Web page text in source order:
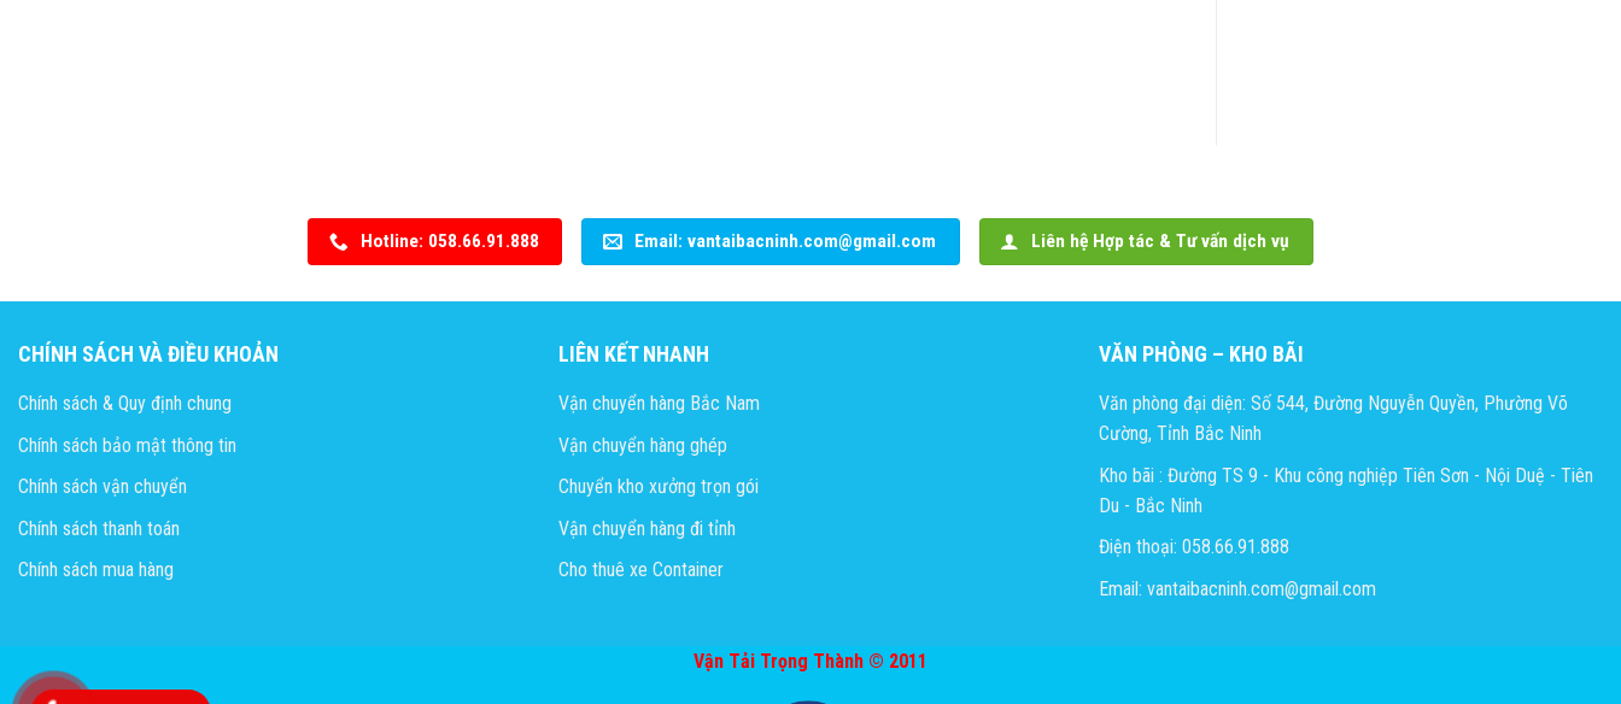
Hotline: 058.66.91.888 Email: vantaibacninh.com@gmail.com Liên hệ Hợp tác & Tư vấn dịch vụ
CHÍNH SÁCH VÀ ĐIỀU KHOẢN
Chính sách & Quy định chung
Chính sách bảo mật thông tin
Chính sách vận chuyển
Chính sách thanh toán
Chính sách mua hàng
LIÊN KẾT NHANH
Vận chuyển hàng Bắc Nam
Vận chuyển hàng ghép
Chuyển kho xưởng trọn gói
Vận chuyển hàng đi tỉnh
Cho thuê xe Container
VĂN PHÒNG – KHO BÃI
Văn phòng đại diện: Số 544, Đường Nguyễn Quyền, Phường Võ
Cường, Tỉnh Bắc Ninh
Kho bãi : Đường TS 9 - Khu công nghiệp Tiên Sơn - Nội Duệ - Tiên
Du - Bắc Ninh
Điện thoại: 058.66.91.888
Email: vantaibacninh.com@gmail.com
Vận Tải Trọng Thành © 2011